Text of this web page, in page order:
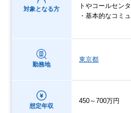
対象となる方
トやコールセン
・基本的なコミ
勤務地
東京都
想定年収
450～700万円